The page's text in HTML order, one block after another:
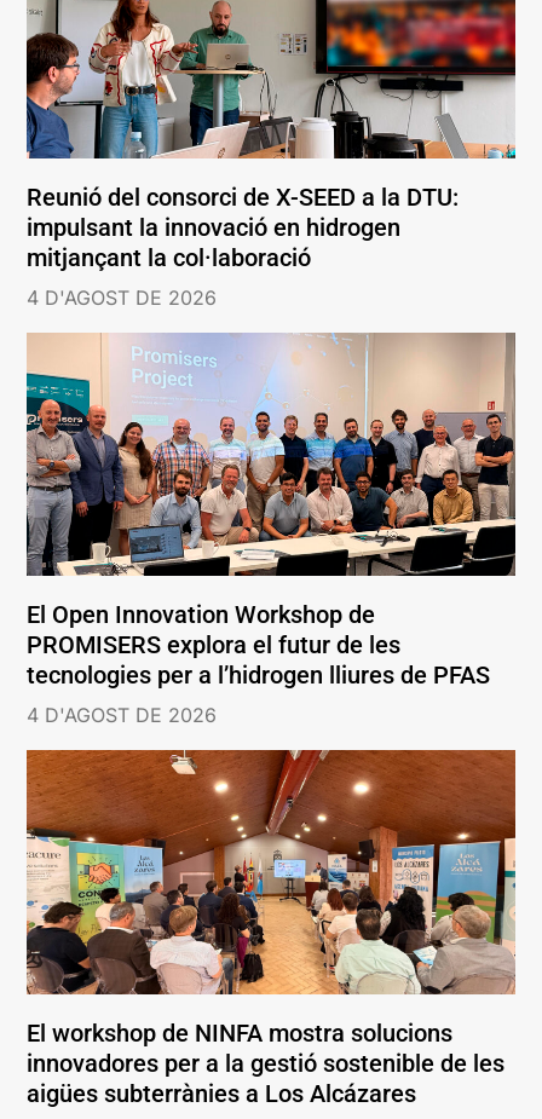
Reunió del consorci de X-SEED a la DTU:
impulsant la innovació en hidrogen
mitjançant la col·laboració
4 D'AGOST DE 2026
El Open Innovation Workshop de
PROMISERS explora el futur de les
tecnologies per a l’hidrogen lliures de PFAS
4 D'AGOST DE 2026
El workshop de NINFA mostra solucions
innovadores per a la gestió sostenible de les
aigües subterrànies a Los Alcázares